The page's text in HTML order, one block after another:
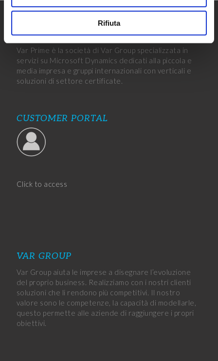
Rifiuta
VAR PRIME
Var Prime è la società di Var Group specializzata in
servizi su Microsoft Dynamics dedicati alla piccola e
media impresa e gruppi internazionali con verticali e
soluzioni di settore certificate.
CUSTOMER PORTAL
Click to access
VAR GROUP
Var Group aiuta le imprese a disegnare l’evoluzione
del proprio business. Realizziamo con i nostri clienti
soluzioni che li rendono più competitivi. Il nostro
valore sono le competenze, la capacità di modellarle,
questo permette alle aziende di raggiungere i propri
obiettivi.